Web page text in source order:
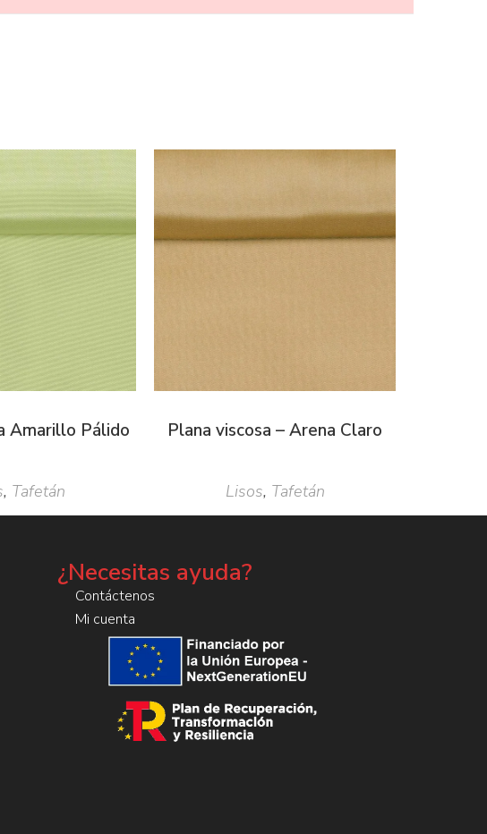
Amarillo Pálido
, Tafetán
Plana viscosa – Arena Claro
Lisos, Tafetán
¿Necesitas ayuda?
Contáctenos
Mi cuenta